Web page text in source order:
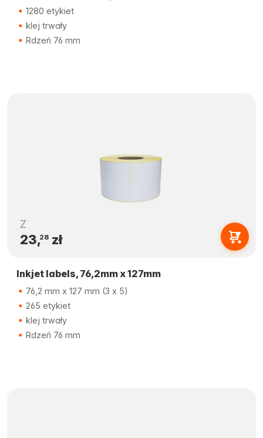
1280 etykiet
klej trwały
Rdzeń 76 mm
Z
23,28zł
Inkjet labels, 76,2mm x 127mm
76,2 mm x 127 mm (3 x 5)
265 etykiet
klej trwały
Rdzeń 76 mm